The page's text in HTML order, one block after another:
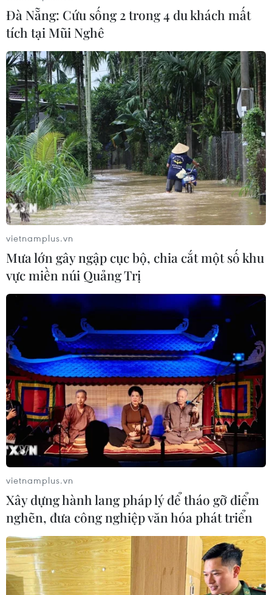
Đà Nẵng: Cứu sống 2 trong 4 du khách mất
tích tại Mũi Nghê
vietnamplus.vn
Mưa lớn gây ngập cục bộ, chia cắt một số khu
vực miền núi Quảng Trị
vietnamplus.vn
Xây dựng hành lang pháp lý để tháo gỡ điểm
nghẽn, đưa công nghiệp văn hóa phát triển